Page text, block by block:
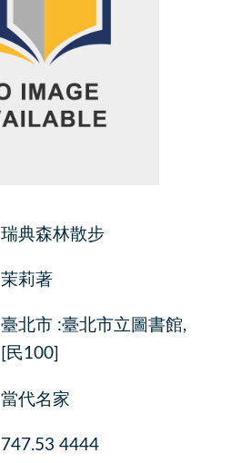
瑞典森林散步
茉莉著
臺北市 :臺北市立圖書館,
[民100]
當代名家
747.53 4444